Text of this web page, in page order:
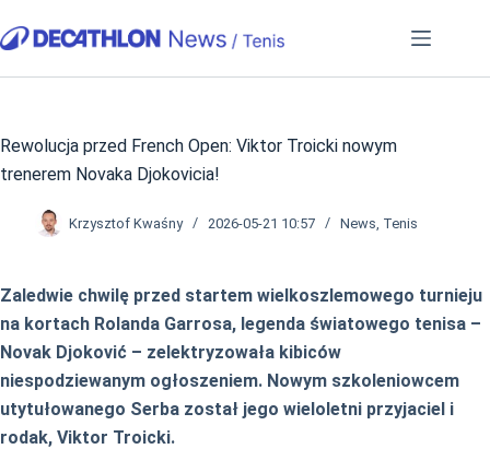
do
Rewolucja przed French Open: Viktor Troicki nowym
trenerem Novaka Djokovicia!
Krzysztof Kwaśny 2026-05-21 10:57 News Tenis
Zaledwie chwilę przed startem wielkoszlemowego turnieju
na kortach Rolanda Garrosa, legenda światowego tenisa –
Novak Djoković – zelektryzowała kibiców
niespodziewanym ogłoszeniem. Nowym szkoleniowcem
utytułowanego Serba został jego wieloletni przyjaciel i
rodak, Viktor Troicki.